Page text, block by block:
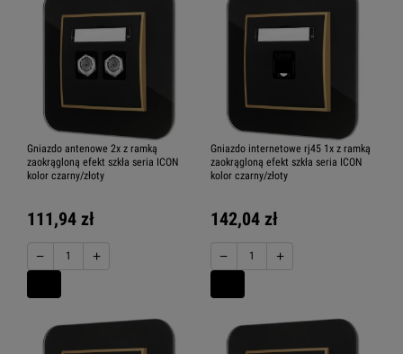
Gniazdo antenowe 2x z ramką
zaokrągloną efekt szkła seria ICON
kolor czarny/złoty
111,94 zł
− +
Gniazdo internetowe rj45 1x z ramką
zaokrągloną efekt szkła seria ICON
kolor czarny/złoty
142,04 zł
− +